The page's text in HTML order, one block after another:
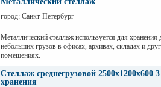
город: Санкт-Петербург
Металлический стеллаж используется для хранения
небольших грузов в офисах, архивах, складах и
помещениях.
Стеллаж среднегрузовой 2500х1200х600
хранения